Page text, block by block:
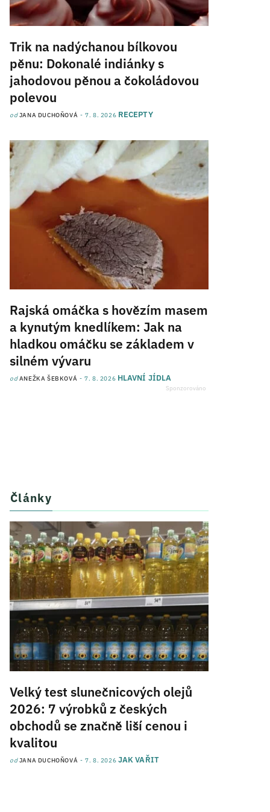
Trik na nadýchanou bílkovou
pěnu: Dokonalé indiánky s
jahodovou pěnou a čokoládovou
polevou
odJANA DUCHOŇOVÁ 7. 8. 2026 RECEPTY
Rajská omáčka s hovězím masem
a kynutým knedlíkem: Jak na
hladkou omáčku se základem v
silném vývaru
odANEŽKA ŠEBKOVÁ 7. 8. 2026 HLAVNÍ JÍDLA
Články
Velký test slunečnicových olejů
2026: 7 výrobků z českých
obchodů se značně liší cenou i
kvalitou
odJANA DUCHOŇOVÁ 7. 8. 2026 JAK VAŘIT